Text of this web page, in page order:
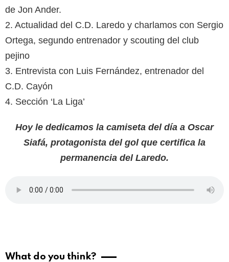
de Jon Ander.
2. Actualidad del C.D. Laredo y charlamos con Sergio
Ortega, segundo entrenador y scouting del club
pejino
3. Entrevista con Luis Fernández, entrenador del
C.D. Cayón
4. Sección ‘La Liga’
Hoy le dedicamos la camiseta del día a Oscar
Siafá, protagonista del gol que certifica la
permanencia del Laredo.
What do you think?